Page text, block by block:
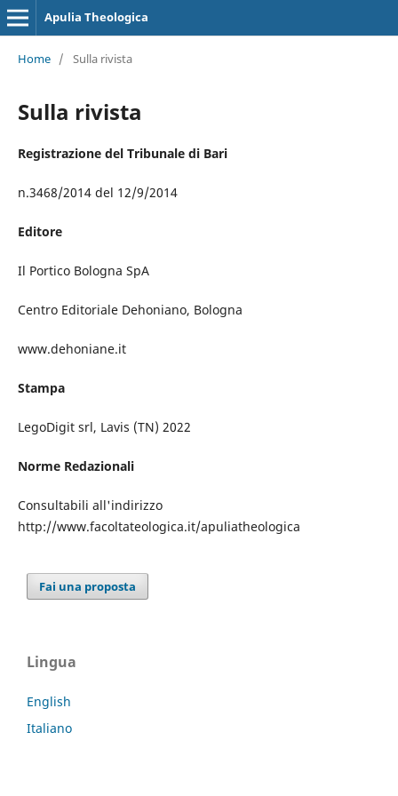
Apulia Theologica
Home / Sulla rivista
Sulla rivista
Registrazione del Tribunale di Bari
n.3468/2014 del 12/9/2014
Editore
Il Portico Bologna SpA
Centro Editoriale Dehoniano, Bologna
www.dehoniane.it
Stampa
LegoDigit srl, Lavis (TN) 2022
Norme Redazionali
Consultabili all'indirizzo
http://www.facoltateologica.it/apuliatheologica
Fai una proposta
Lingua
English
Italiano